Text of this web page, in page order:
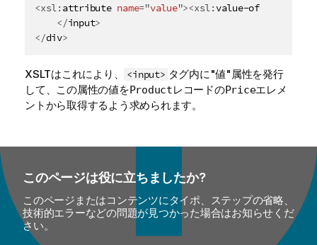
<xsl:attribute name="value"><xsl:value-of
</input>
</div>
XSLTはこれにより、 <input> タグ内に"値"属性を発行
して、この属性の値をProductレコードのPriceエレメ
ントから取得するよう求められます。
このページは役に立ちましたか?
このページまたはコンテンツにタイポ、ステップの省略、
技術的エラーなどの問題が見つかった場合はお知らせくだ
さい。